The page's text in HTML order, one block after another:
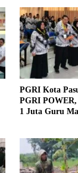
PGRI Kota
PGRI
1 Juta Guru